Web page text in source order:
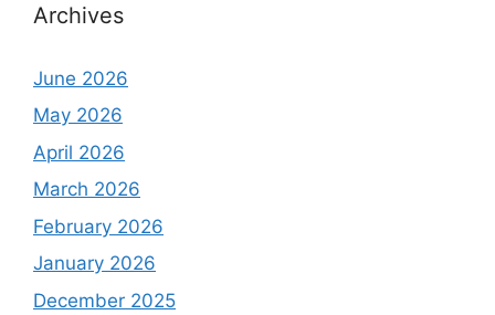
Archives
June 2026
May 2026
April 2026
March 2026
February 2026
January 2026
December 2025